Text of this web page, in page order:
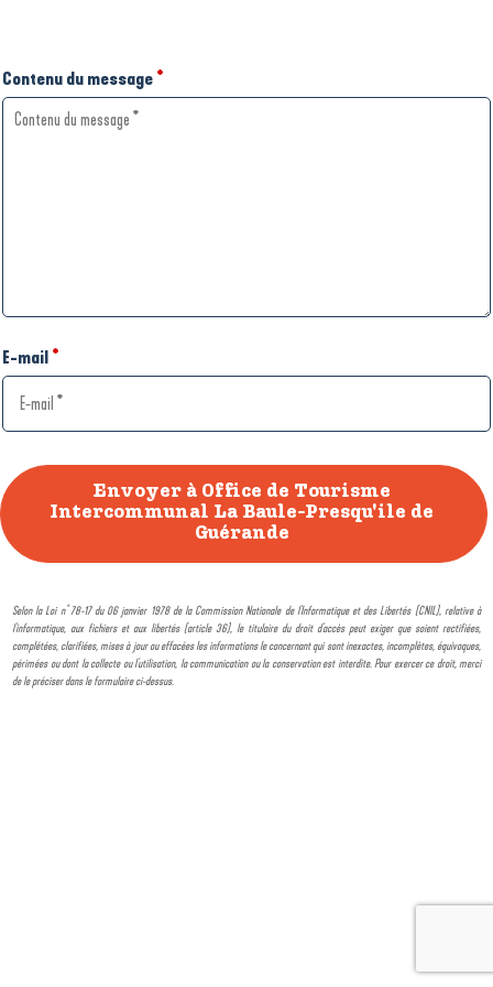
Contenu du message *
E-mail *
Selon la Loi n° 78-17 du 06 janvier 1978 de la Commission Nationale de l'Informatique et des Libertés (CNIL), relative à
l'informatique, aux fichiers et aux libertés (article 36), le titulaire du droit d'accès peut exiger que soient rectifiées,
complétées, clarifiées, mises à jour ou effacées les informations le concernant qui sont inexactes, incomplètes, équivoques,
périmées ou dont la collecte ou l'utilisation, la communication ou la conservation est interdite. Pour exercer ce droit, merci
de le préciser dans le formulaire ci-dessus.